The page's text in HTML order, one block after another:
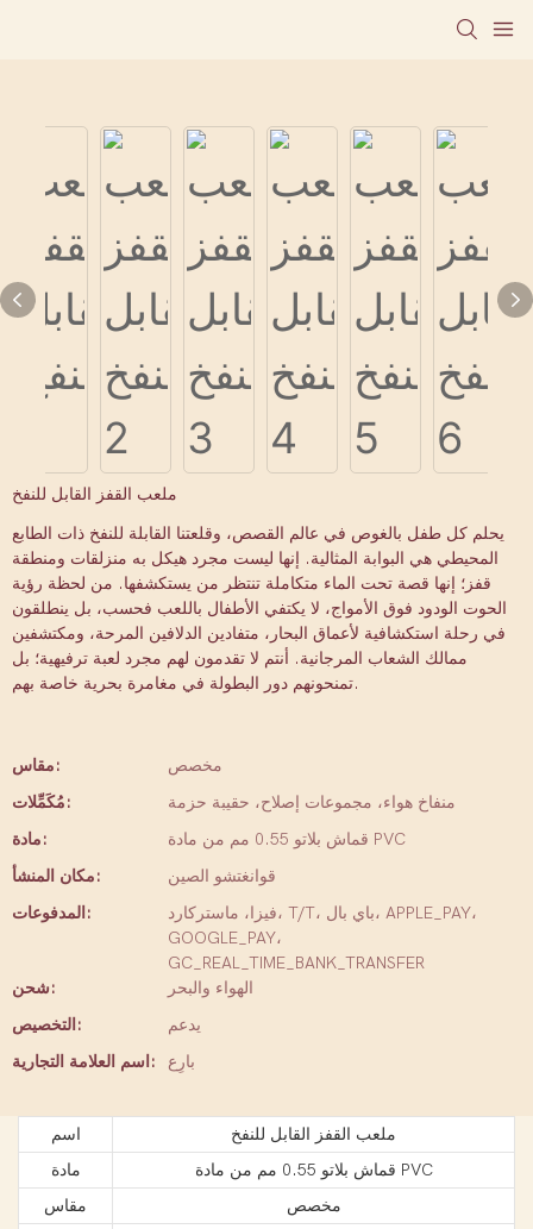
ملعب القفز القابل للنفخ
يحلم كل طفل بالغوص في عالم القصص، وقلعتنا القابلة للنفخ ذات الطابع
المحيطي هي البوابة المثالية. إنها ليست مجرد هيكل به منزلقات ومنطقة
قفز؛ إنها قصة تحت الماء متكاملة تنتظر من يستكشفها. من لحظة رؤية
الحوت الودود فوق الأمواج، لا يكتفي الأطفال باللعب فحسب، بل ينطلقون
في رحلة استكشافية لأعماق البحار، متفادين الدلافين المرحة، ومكتشفين
ممالك الشعاب المرجانية. أنتم لا تقدمون لهم مجرد لعبة ترفيهية؛ بل
تمنحونهم دور البطولة في مغامرة بحرية خاصة بهم.
مقاس:
مخصص
مُكَمِّلات:
منفاخ هواء، مجموعات إصلاح، حقيبة حزمة
مادة:
قماش بلاتو 0.55 مم من مادة PVC
مكان المنشأ:
قوانغتشو الصين
المدفوعات:
فيزا، ماستركارد، T/T، باي بال، APPLE_PAY،
GOOGLE_PAY،
GC_REAL_TIME_BANK_TRANSFER
شحن:
الهواء والبحر
التخصيص:
يدعم
اسم العلامة التجارية:
بارِع
اسم
ملعب القفز القابل للنفخ
مادة
قماش بلاتو 0.55 مم من مادة PVC
مقاس
مخصص